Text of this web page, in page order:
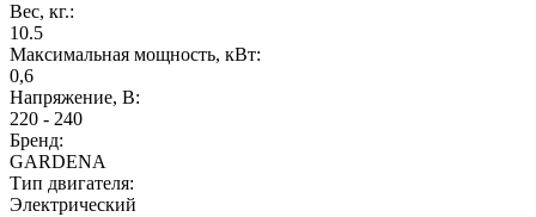
Вес, кг.:
10.5
Максимальная мощность, кВт:
0,6
Напряжение, В:
220 - 240
Бренд:
GARDENA
Тип двигателя:
Электрический